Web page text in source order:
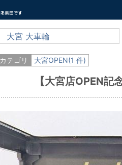
大宮 大車輪
カテゴリ 大宮OPEN(1 件)
【大宮店OPEN